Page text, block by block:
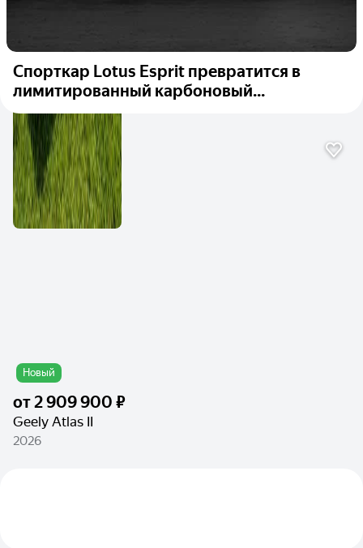
Спорткар Lotus Esprit превратится в
лимитированный карбоновый...
Новый
от2 909 900 ₽
Geely Atlas II
2026